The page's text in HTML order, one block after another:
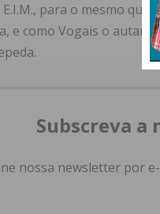
E.I.M., para o mesmo
e como Vogais o
Subscreva
nossa newsletter por